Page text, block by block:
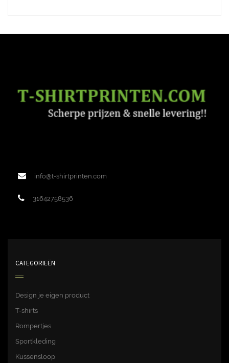
info@t-shirtprinten.com
31642758536
CATEGORIEËN
Design je eigen product
T-shirts
Rompertjes
Sportkleding
Kussensloop